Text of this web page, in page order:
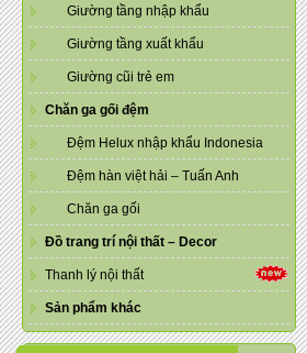
Giường tầng nhập khẩu
Giường tầng xuất khẩu
Giường cũi trẻ em
Chăn ga gối đệm
Đệm Helux nhập khẩu Indonesia
Đệm hàn việt hải – Tuấn Anh
Chăn ga gối
Đồ trang trí nội thất – Decor
Thanh lý nội thất
Sản phẩm khác